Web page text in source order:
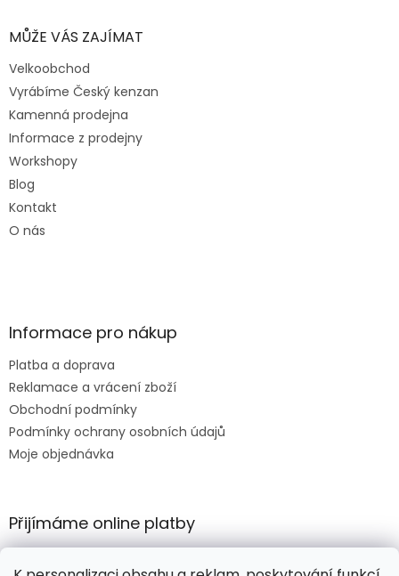
MŮŽE VÁS ZAJÍMAT
Velkoobchod
Vyrábíme Český kenzan
Kamenná prodejna
Informace z prodejny
Workshopy
Blog
Kontakt
O nás
Informace pro nákup
Platba a doprava
Reklamace a vrácení zboží
Obchodní podmínky
Podmínky ochrany osobních údajů
Moje objednávka
Přijímáme online platby